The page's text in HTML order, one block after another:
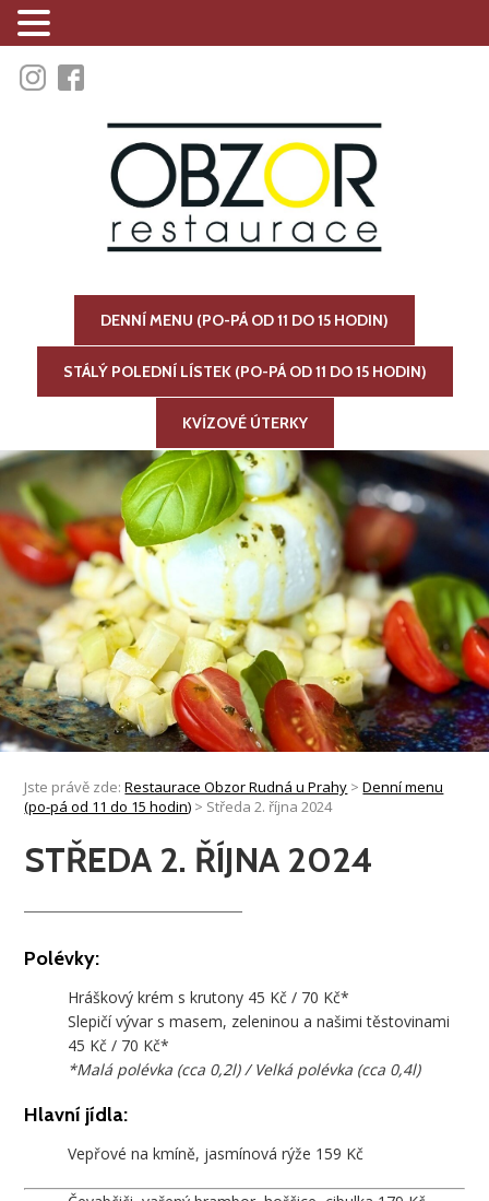
DENNÍ MENU (PO-PÁ OD 11 DO 15 HODIN)
STÁLÝ POLEDNÍ LÍSTEK (PO-PÁ OD 11 DO 15 HODIN)
KVÍZOVÉ ÚTERKY
Jste právě zde:Restaurace Obzor Rudná u Prahy >Denní menu
(po-pá od 11 do 15 hodin) > Středa 2. října 2024
STŘEDA 2. ŘÍJNA 2024
Polévky:
Hráškový krém s krutony 45 Kč / 70 Kč*
Slepičí vývar s masem, zeleninou a našimi těstovinami
45 Kč / 70 Kč*
*Malá polévka (cca 0,2l) / Velká polévka (cca 0,4l)
Hlavní jídla:
Vepřové na kmíně, jasmínová rýže 159 Kč